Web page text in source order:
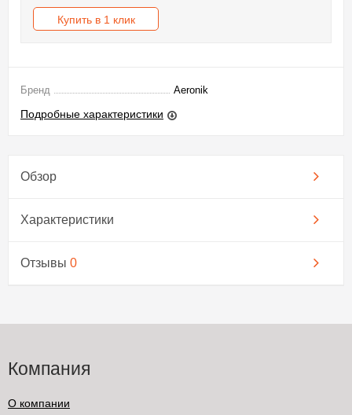
Купить в 1 клик
Бренд Aeronik
Подробные характеристики
Обзор
Характеристики
Отзывы 0
Компания
О компании